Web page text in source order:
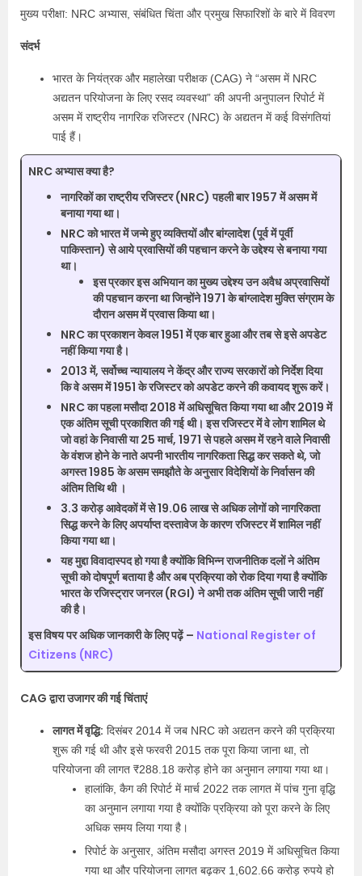
मुख्य परीक्षा: NRC अभ्यास, संबंधित चिंता और प्रमुख सिफारिशों के बारे में विवरण
संदर्भ
भारत के नियंत्रक और महालेखा परीक्षक (CAG) ने “असम में NRC
अद्यतन परियोजना के लिए रसद व्यवस्था” की अपनी अनुपालन रिपोर्ट में
असम में राष्ट्रीय नागरिक रजिस्टर (NRC) के अद्यतन में कई विसंगतियां
पाई हैं।
NRC अभ्यास क्या है?
नागरिकों का राष्ट्रीय रजिस्टर (NRC) पहली बार 1957 में असम में
बनाया गया था।
NRC को भारत में जन्मे हुए व्यक्तियों और बांग्लादेश (पूर्व में पूर्वी
पाकिस्तान) से आये प्रवासियों की पहचान करने के उद्देश्य से बनाया गया
था।
इस प्रकार इस अभियान का मुख्य उद्देश्य उन अवैध अप्रवासियों
की पहचान करना था जिन्होंने 1971 के बांग्लादेश मुक्ति संग्राम के
दौरान असम में प्रवास किया था।
NRC का प्रकाशन केवल 1951 में एक बार हुआ और तब से इसे अपडेट
नहीं किया गया है।
2013 में, सर्वोच्च न्यायालय ने केंद्र और राज्य सरकारों को निर्देश दिया
कि वे असम में 1951 के रजिस्टर को अपडेट करने की कवायद शुरू करें।
NRC का पहला मसौदा 2018 में अधिसूचित किया गया था और 2019 में
एक अंतिम सूची प्रकाशित की गई थी। इस रजिस्टर में वे लोग शामिल थे
जो वहां के निवासी या 25 मार्च, 1971 से पहले असम में रहने वाले निवासी
के वंशज होने के नाते अपनी भारतीय नागरिकता सिद्ध कर सकते थे, जो
अगस्त 1985 के असम समझौते के अनुसार विदेशियों के निर्वासन की
अंतिम तिथि थी ।
3.3 करोड़ आवेदकों में से 19.06 लाख से अधिक लोगों को नागरिकता
सिद्ध करने के लिए अपर्याप्त दस्तावेज के कारण रजिस्टर में शामिल नहीं
किया गया था।
यह मुद्दा विवादास्पद हो गया है क्योंकि विभिन्न राजनीतिक दलों ने अंतिम
सूची को दोषपूर्ण बताया है और अब प्रक्रिया को रोक दिया गया है क्योंकि
भारत के रजिस्ट्रार जनरल (RGI) ने अभी तक अंतिम सूची जारी नहीं
की है।
इस विषय पर अधिक जानकारी के लिए पढ़ें – National Register of
Citizens (NRC)
CAG द्वारा उजागर की गई चिंताएं
लागत में वृद्धि: दिसंबर 2014 में जब NRC को अद्यतन करने की प्रक्रिया
शुरू की गई थी और इसे फरवरी 2015 तक पूरा किया जाना था, तो
परियोजना की लागत ₹288.18 करोड़ होने का अनुमान लगाया गया था।
हालांकि, कैग की रिपोर्ट में मार्च 2022 तक लागत में पांच गुना वृद्धि
का अनुमान लगाया गया है क्योंकि प्रक्रिया को पूरा करने के लिए
अधिक समय लिया गया है।
रिपोर्ट के अनुसार, अंतिम मसौदा अगस्त 2019 में अधिसूचित किया
गया था और परियोजना लागत बढ़कर 1,602.66 करोड़ रुपये हो